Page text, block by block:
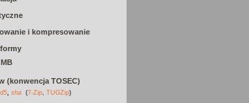
i kompresowanie
(konwencja TOSEC)
sha (7-Zip TUGZip)